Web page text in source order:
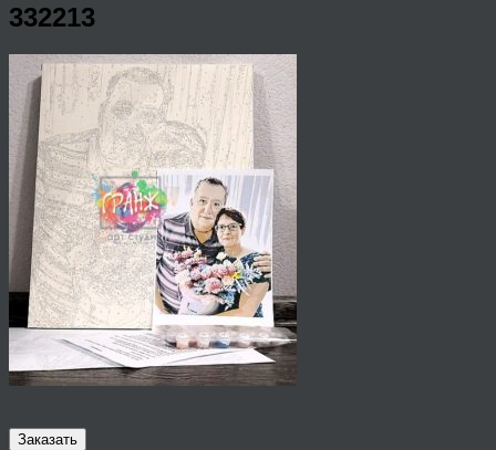
332213
Заказать